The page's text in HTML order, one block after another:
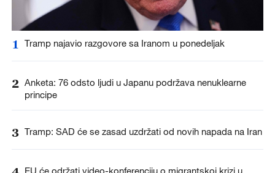
1 Tramp najavio razgovore sa Iranom u ponedeljak
2 Anketa: 76 odsto ljudi u Japanu podržava nenuklearne
principe
3 Tramp: SAD će se zasad uzdržati od novih napada na Iran
EU će održati video-konferenciju o migrantskoj krizi u